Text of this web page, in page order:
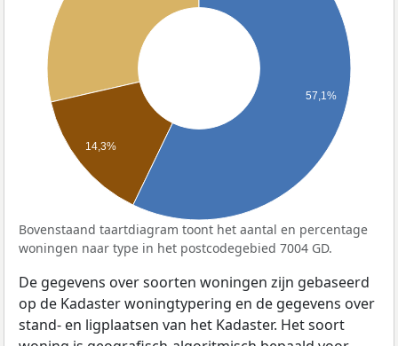
14,3%
57,1%
Bovenstaand taartdiagram toont het aantal en percentage
woningen naar type in het postcodegebied 7004 GD.
De gegevens over soorten woningen zijn gebaseerd
op de Kadaster woningtypering en de gegevens over
stand- en ligplaatsen van het Kadaster. Het soort